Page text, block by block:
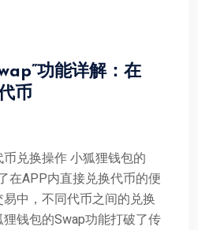
功能详解：在
币
兑换操作 小狐狸钱包的
在APP内直接兑换代币的便
中，不同代币之间的兑换
钱包的Swap功能打破了传